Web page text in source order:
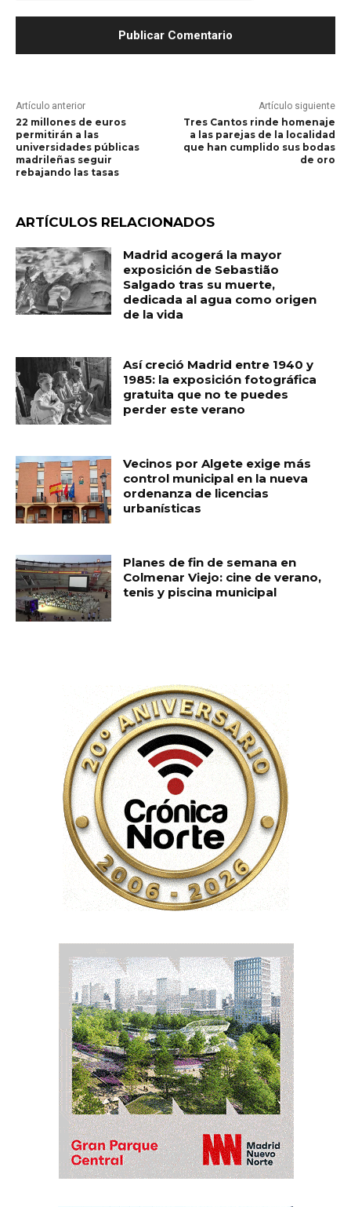
Artículo anterior
22 millones de euros
permitirán a las
universidades públicas
madrileñas seguir
rebajando las tasas
Artículo siguiente
Tres Cantos rinde homenaje
a las parejas de la localidad
que han cumplido sus bodas
de oro
ARTÍCULOS RELACIONADOS
Madrid acogerá la mayor
exposición de Sebastião
Salgado tras su muerte,
dedicada al agua como origen
de la vida
Así creció Madrid entre 1940 y
1985: la exposición fotográfica
gratuita que no te puedes
perder este verano
Vecinos por Algete exige más
control municipal en la nueva
ordenanza de licencias
urbanísticas
Planes de fin de semana en
Colmenar Viejo: cine de verano,
tenis y piscina municipal